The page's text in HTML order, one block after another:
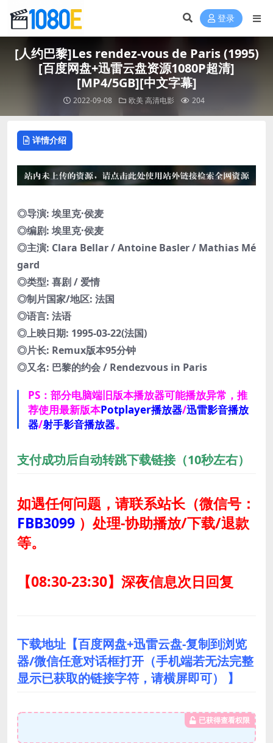
登录
[人约巴黎]Les rendez-vous de Paris (1995)
[百度网盘+迅雷云盘资源1080P超清]
[MP4/5GB][中文字幕]
2022-09-08 欧美高清电影 204
详情介绍
◎导演: 埃里克·侯麦
◎编剧: 埃里克·侯麦
◎主演: Clara Bellar / Antoine Basler / Mathias Mé
gard
◎类型: 喜剧 / 爱情
◎制片国家/地区: 法国
◎语言: 法语
◎上映日期: 1995-03-22(法国)
◎片长: Remux版本95分钟
◎又名: 巴黎的约会 / Rendezvous in Paris
PS：部分电脑端旧版本播放器可能播放异常，推
荐使用最新版本Potplayer播放器/迅雷影音播放
器/射手影音播放器。
支付成功后自动转跳下载链接（10秒左右）
如遇任何问题，请联系站长（微信号：
FBB3099 ） 处理-协助播放/下载/退款
等。
【08:30-23:30】深夜信息次日回复
下载地址【百度网盘+迅雷云盘-复制到浏览
器/微信任意对话框打开（手机端若无法完整
显示已获取的链接字符，请横屏即可） 】
已获得查看权限